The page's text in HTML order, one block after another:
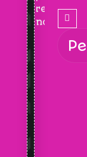
receber
novidades!